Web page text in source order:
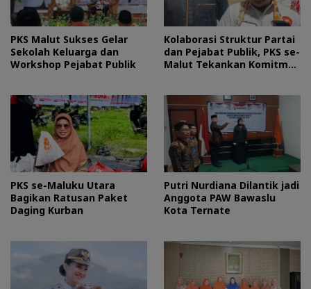
PKS Malut Sukses Gelar
Sekolah Keluarga dan
Workshop Pejabat Publik
Kolaborasi Struktur Partai
dan Pejabat Publik, PKS se-
Malut Tekankan Komitmen
PKS se-Maluku Utara
Bagikan Ratusan Paket
Daging Kurban
Putri Nurdiana Dilantik jadi
Anggota PAW Bawaslu
Kota Ternate